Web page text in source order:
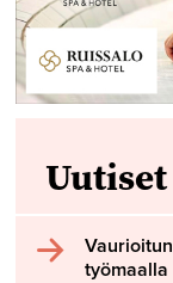
Uutiset
työmaalla